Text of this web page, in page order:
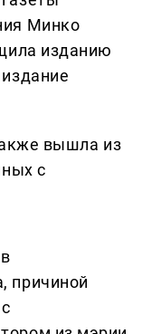
Минко
изданию
вышла из
с
причиной